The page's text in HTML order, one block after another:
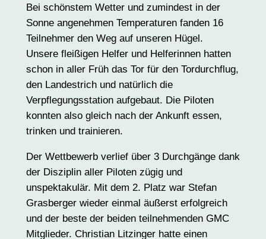
Bei schönstem Wetter und zumindest in der
Sonne angenehmen Temperaturen fanden 16
Teilnehmer den Weg auf unseren Hügel.
Unsere fleißigen Helfer und Helferinnen hatten
schon in aller Früh das Tor für den Tordurchflug,
den Landestrich und natürlich die
Verpflegungsstation aufgebaut. Die Piloten
konnten also gleich nach der Ankunft essen,
trinken und trainieren.
Der Wettbewerb verlief über 3 Durchgänge dank
der Disziplin aller Piloten zügig und
unspektakulär. Mit dem 2. Platz war Stefan
Grasberger wieder einmal äußerst erfolgreich
und der beste der beiden teilnehmenden GMC
Mitglieder. Christian Litzinger hatte einen